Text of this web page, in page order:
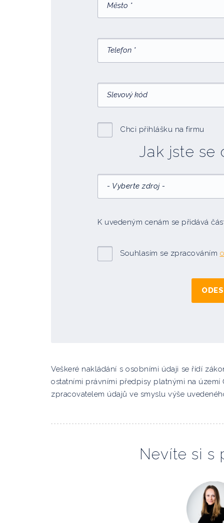
Chci přihlášku na firmu
Jak jste se
- Vyberte zdroj -
K uvedeným cenám se přidává
Souhlasím se zpracováním
Veškeré nakládání s osobními údaji se řídí
ostatními právními předpisy platnými na území
zpracovatelem údajů ve smyslu výše
Nevíte si s